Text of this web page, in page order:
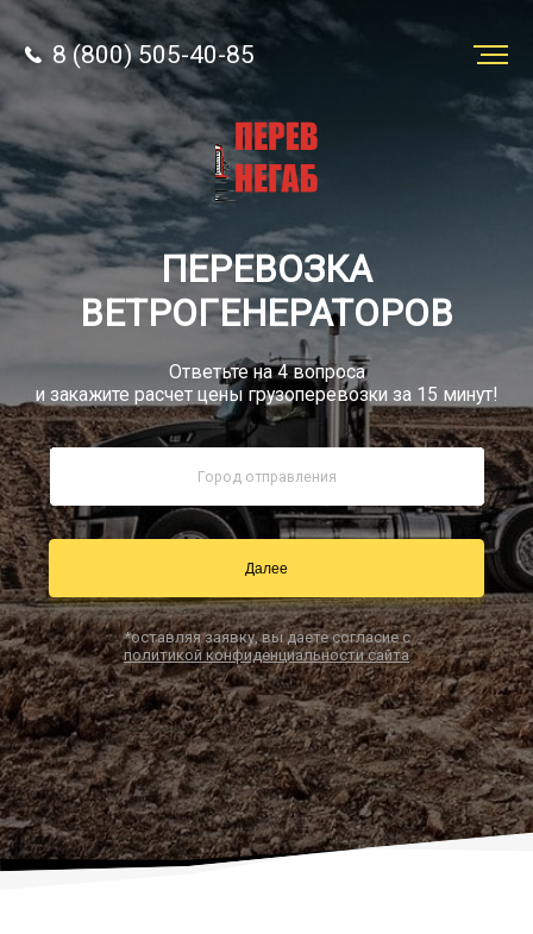
8 (800) 505-40-85
Звонок по России бесплатный
sale@simtruck-negabarit.ru
Заказать звонок
Заказать
перевозку
8 (800) 505-40-85
ПЕРЕВОЗКА
ВЕТРОГЕНЕРАТОРОВ
Ответьте на 4 вопроса
и закажите расчет цены грузоперевозки за 15 минут!
Далее
*оставляя заявку, вы даете согласие с
политикой конфиденциальности сайта